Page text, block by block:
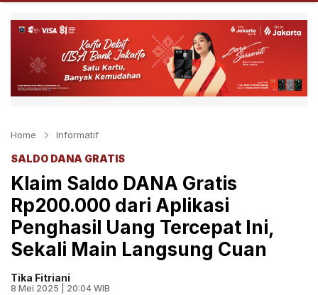
Home Informatif
SALDO DANA GRATIS
Klaim Saldo DANA Gratis
Rp200.000 dari Aplikasi
Penghasil Uang Tercepat Ini,
Sekali Main Langsung Cuan
Tika Fitriani
8 Mei 2025 | 20:04 WIB